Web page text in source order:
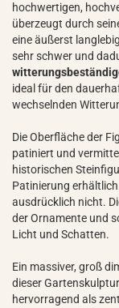
hochwertigen,
überzeugt durch
eine äußerst
sehr schwer und
ideal für den
wechselnden
Die Oberfläche der
patiniert und
historischen
Patinierung
ausdrücklich nicht.
der Ornamente und
Licht und Schatten.
Ein massiver, groß
dieser
hervorragend als